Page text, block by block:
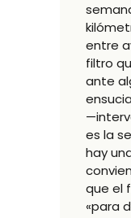
entre
filtro
ante
es la
hay
que el
«para